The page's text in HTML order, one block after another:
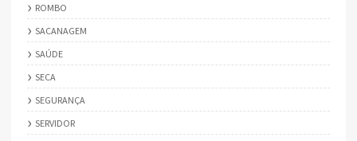
ROMBO
SACANAGEM
SAÚDE
SECA
SEGURANÇA
SERVIDOR